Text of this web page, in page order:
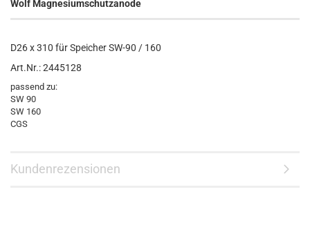
Wolf Magnesiumschutzanode
D26 x 310 für Speicher SW-90 / 160
Art.Nr.: 2445128
passend zu:
SW 90
SW 160
CGS
Kundenrezensionen